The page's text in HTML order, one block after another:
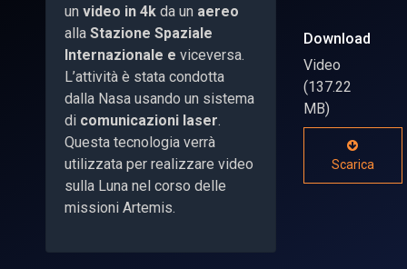
un video in 4k da un aereo
alla Stazione Spaziale
Internazionale e viceversa.
L’attività è stata condotta
dalla Nasa usando un sistema
di comunicazioni laser.
Questa tecnologia verrà
utilizzata per realizzare video
sulla Luna nel corso delle
missioni Artemis.
Download
Video
(137.22
MB)
Scarica